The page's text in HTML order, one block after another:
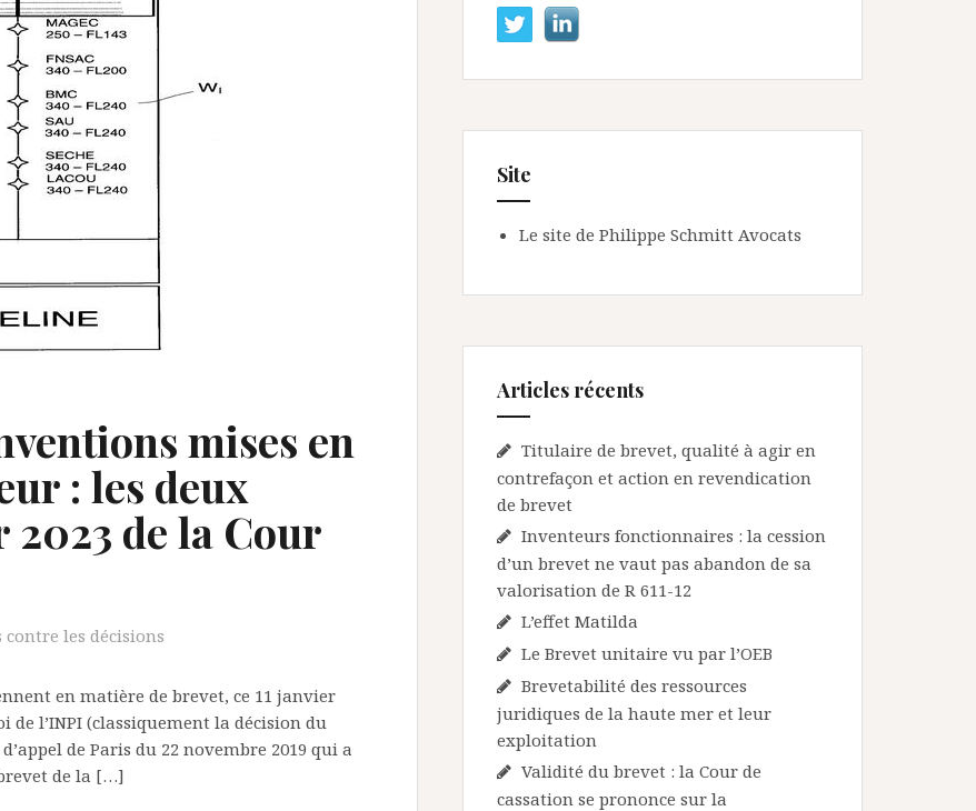
mises en
: les deux
2023 de la Cour
contre les décisions
en matière de brevet, ce 11 janvier
l’INPI (classiquement la décision du
de Paris du 22 novembre 2019 qui a
de la […]
Site
Le site de Philippe Schmitt Avocats
Articles récents
Titulaire de brevet, qualité à agir en
contrefaçon et action en revendication
de brevet
Inventeurs fonctionnaires : la cession
d’un brevet ne vaut pas abandon de sa
valorisation de R 611-12
L’effet Matilda
Le Brevet unitaire vu par l’OEB
Brevetabilité des ressources
juridiques de la haute mer et leur
exploitation
Validité du brevet : la Cour de
cassation se prononce sur la